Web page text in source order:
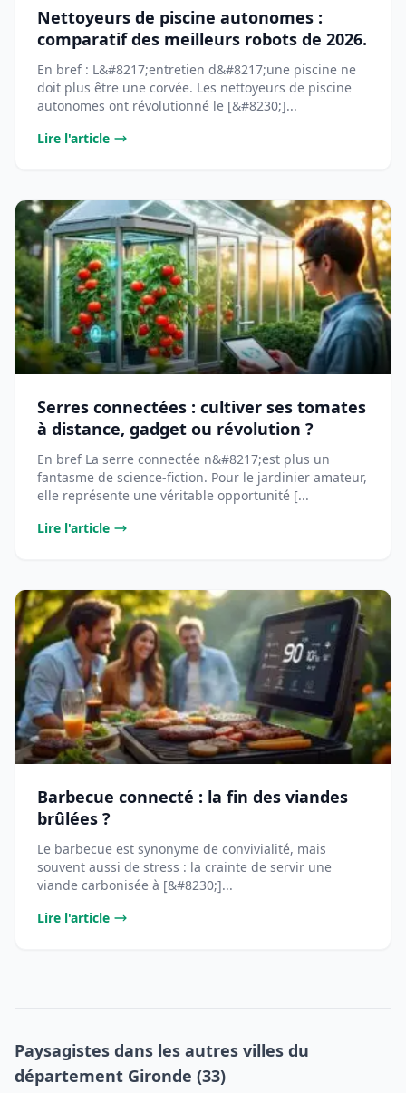
Nettoyeurs de piscine autonomes :
comparatif des meilleurs robots de 2026.
En bref : L&#8217;entretien d&#8217;une piscine ne
doit plus être une corvée. Les nettoyeurs de piscine
autonomes ont révolutionné le [&#8230;]...
Lire l'article
Serres connectées : cultiver ses tomates
à distance, gadget ou révolution ?
En bref La serre connectée n&#8217;est plus un
fantasme de science-fiction. Pour le jardinier amateur,
elle représente une véritable opportunité [...
Lire l'article
Barbecue connecté : la fin des viandes
brûlées ?
Le barbecue est synonyme de convivialité, mais
souvent aussi de stress : la crainte de servir une
viande carbonisée à [&#8230;]...
Lire l'article
Paysagistes dans les autres villes du
département Gironde (33)